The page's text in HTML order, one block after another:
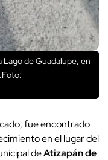
de Guadalupe, en
fue encontrado
en el lugar del
deAtizapán de